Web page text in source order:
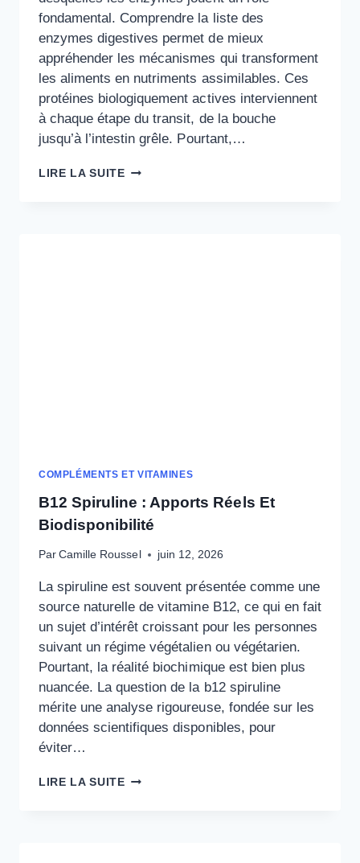
fondamental. Comprendre la liste des
enzymes digestives permet de mieux
appréhender les mécanismes qui transforment
les aliments en nutriments assimilables. Ces
protéines biologiquement actives interviennent
à chaque étape du transit, de la bouche
jusqu’à l’intestin grêle. Pourtant,…
LIRE LA SUITE LISTE
COMPLÉMENTS ET VITAMINES
B12 Spiruline : Apports Réels Et
Biodisponibilité
Par Camille Roussel juin 12, 2026
La spiruline est souvent présentée comme une
source naturelle de vitamine B12, ce qui en fait
un sujet d’intérêt croissant pour les personnes
suivant un régime végétalien ou végétarien.
Pourtant, la réalité biochimique est bien plus
nuancée. La question de la b12 spiruline
mérite une analyse rigoureuse, fondée sur les
données scientifiques disponibles, pour
éviter…
LIRE LA SUITE B12